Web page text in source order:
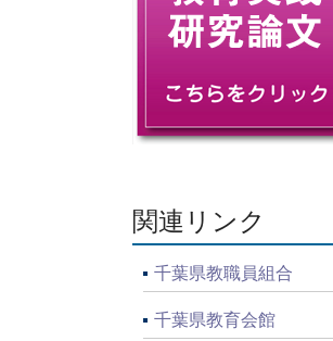
関連リンク
千葉県教職員組合
千葉県教育会館